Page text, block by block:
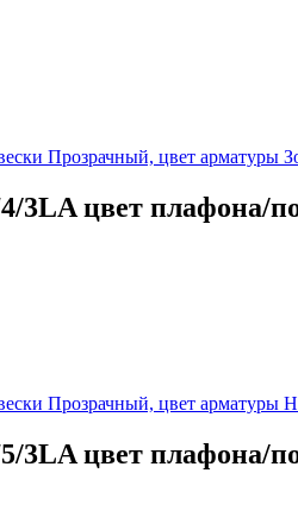
3LA цвет плафона/
3LA цвет плафона/